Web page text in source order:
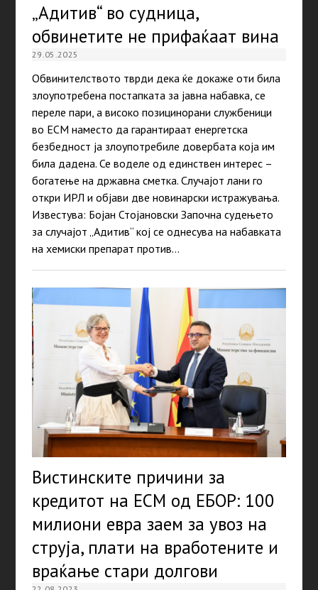
„Адитив“ во судница,
обвинетите не прифаќаат вина
29.05.2025
Обвинителството тврди дека ќе докаже оти била
злоупотребена постапката за јавна набавка, се
переле пари, а високо позицинорани службеници
во ЕСМ наместо да гарантираат енергетска
безбедност ја злоупотребиле довербата која им
била дадена. Се воделе од единствен интерес –
богатење на државна сметка. Случајот лани го
откри ИРЛ и објави две новинарски истражувања.
Известува: Бојан Стојановски Започна судењето
за случајот „Адитив“ кој се однесува на набавката
на хемиски препарат против…
Вистинските причини за
кредитот на ЕСМ од ЕБОР: 100
милиони евра заем за увоз на
струја, плати на вработените и
враќање стари долгови